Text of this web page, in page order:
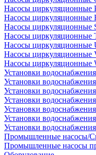
Насосы циркуляционные
Насосы циркуляционные
Насосы циркуляционные
Насосы циркуляционные
Насосы циркуляционные
Насосы циркуляционные
Насосы циркуляционные
Установки водоснабжения
Установки
Установки
Установки
Установки
Установки
Установки
Промышленные насосы/
Промышленные насосы